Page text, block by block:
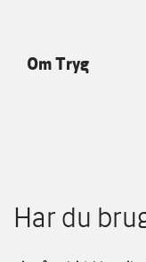
Om Tryg
Har du